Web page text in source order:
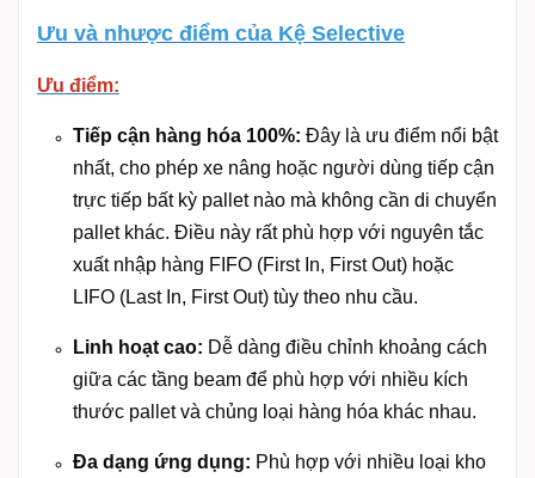
Ưu và nhược điểm của Kệ Selective
Ưu điểm:
Tiếp cận hàng hóa 100%: Đây là ưu điểm nổi bật
nhất, cho phép xe nâng hoặc người dùng tiếp cận
trực tiếp bất kỳ pallet nào mà không cần di chuyển
pallet khác. Điều này rất phù hợp với nguyên tắc
xuất nhập hàng FIFO (First In, First Out) hoặc
LIFO (Last In, First Out) tùy theo nhu cầu.
Linh hoạt cao: Dễ dàng điều chỉnh khoảng cách
giữa các tầng beam để phù hợp với nhiều kích
thước pallet và chủng loại hàng hóa khác nhau.
Đa dạng ứng dụng: Phù hợp với nhiều loại kho